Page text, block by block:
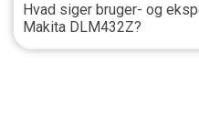
Hvad siger bruger- og
Makita DLM432Z?